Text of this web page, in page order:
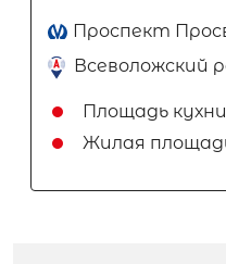
Проспект
Всеволожский
Площадь кухни
Жилая